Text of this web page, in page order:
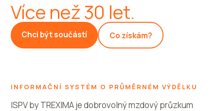
Více než 30 let.
Chci být součástí Co získám?
INFORMAČNÍ SYSTÉM O PRŮMĚRNÉM VÝDĚLKU
ISPV by TREXIMA je dobrovolný mzdový průzkum